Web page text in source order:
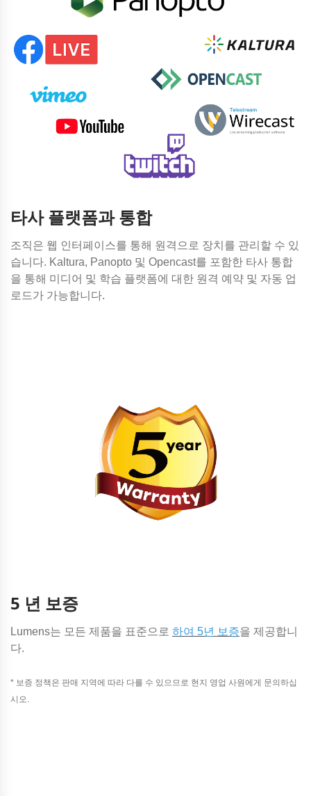
타사 플랫폼과 통합
조직은 웹 인터페이스를 통해 원격으로 장치를 관리할 수 있
습니다. Kaltura, Panopto 및 Opencast를 포함한 타사 통합
을 통해 미디어 및 학습 플랫폼에 대한 원격 예약 및 자동 업
로드가 가능합니다.
5 년 보증
Lumens는 모든 제품을 표준으로 하여 5년 보증을 제공합니
다.
* 보증 정책은 판매 지역에 따라 다를 수 있으므로 현지 영업 사원에게 문의하십
시오.